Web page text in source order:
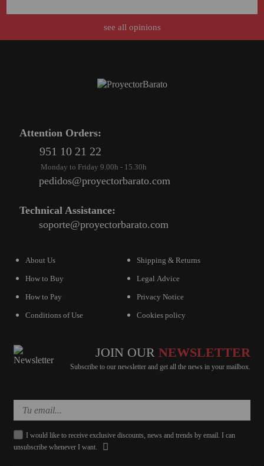
see all opinions
Attention Orders:
951 10 21 22
Monday to Friday 9.00h - 15.30h
pedidos@proyectorbarato.com
Technical Assistance:
soporte@proyectorbarato.com
About Us
How to Buy
How to Pay
Conditions of Use
Shipping & Returns
Legal Advice
Privacy Notice
Cookies policy
JOIN OUR NEWSLETTER
Subscribe to our newsletter and get all the news in your mailbox.
I would like to receive exclusive discounts, news and trends by email. I can
unsubscribe whenever I want.